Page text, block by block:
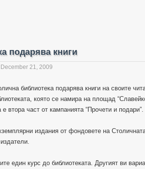
подарява книги
21, 2009
библиотека подарява книги на своите
която се намира на площад
втора част от кампанията “Прочети и подари”.
издания от фондовете на
един курс до библиотеката. Другият ви